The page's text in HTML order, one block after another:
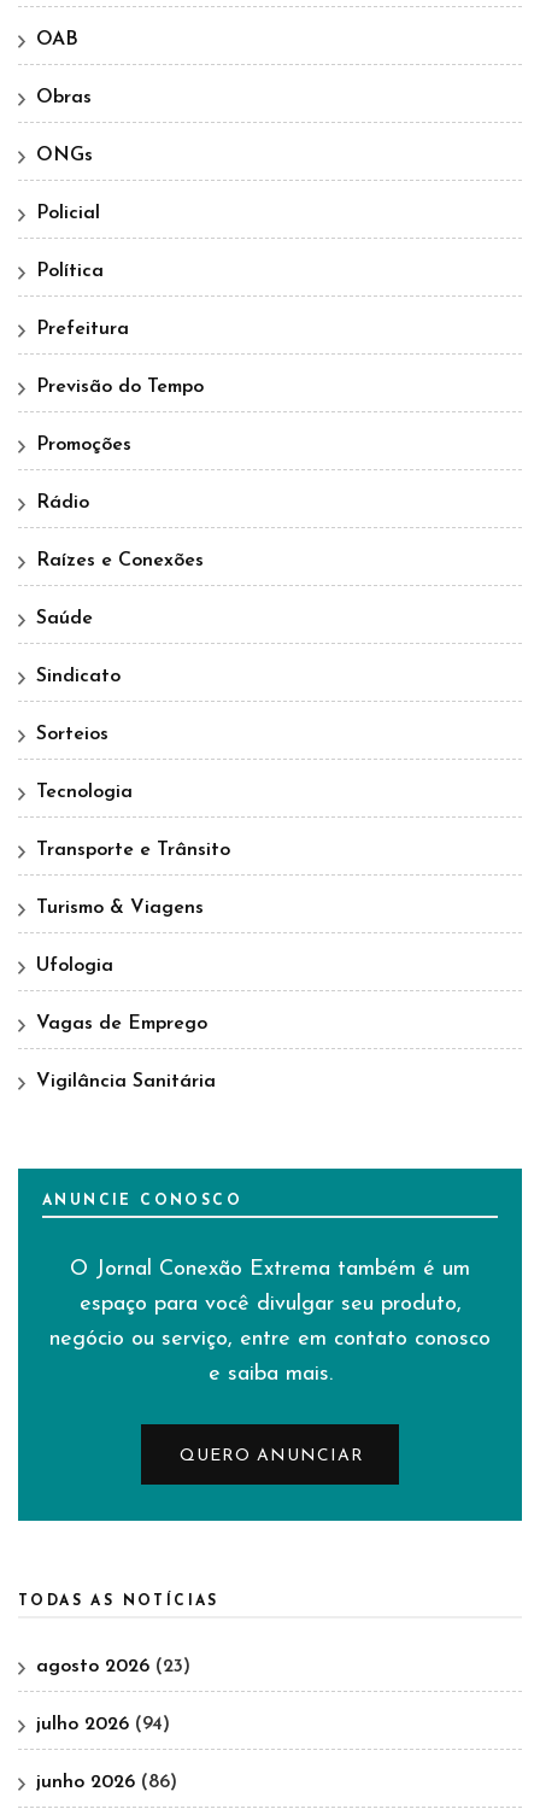
OAB
Obras
ONGs
Policial
Política
Prefeitura
Previsão do Tempo
Promoções
Rádio
Raízes e Conexões
Saúde
Sindicato
Sorteios
Tecnologia
Transporte e Trânsito
Turismo & Viagens
Ufologia
Vagas de Emprego
Vigilância Sanitária
ANUNCIE CONOSCO
O Jornal Conexão Extrema também é um
espaço para você divulgar seu produto,
negócio ou serviço, entre em contato conosco
e saiba mais.
QUERO ANUNCIAR
TODAS AS NOTÍCIAS
agosto 2026 (23)
julho 2026 (94)
junho 2026 (86)